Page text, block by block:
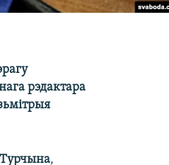
рэдактара
,